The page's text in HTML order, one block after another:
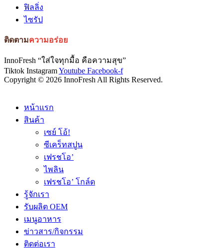
ฟิลลิ่ง
ไซรัป
ติดตามความอร่อย
InnoFresh “ใส่ใจทุกมื้อ คือความสุข”
Tiktok InstagramYoutube Facebook-f
Copyright © 2026 InnoFresh All Rights Reserved.
หน้าแรก
สินค้า
เซย์ โอ้!
ซีเคร็ทสปูน
เฟรชโอ’
ไพลิน
เฟรชโอ’ โกล์ด
รู้จักเรา
รับผลิต OEM
เมนูอาหาร
ข่าวสาร/กิจกรรม
ติดต่อเรา